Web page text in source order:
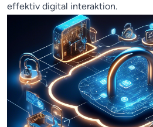
effektiv digital interaktion.